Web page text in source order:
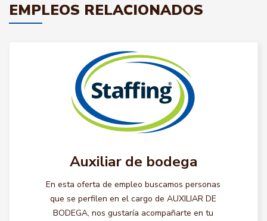
EMPLEOS RELACIONADOS
Auxiliar de bodega
En esta oferta de empleo buscamos personas
que se perfilen en el cargo de AUXILIAR DE
BODEGA, nos gustaría acompañarte en tu